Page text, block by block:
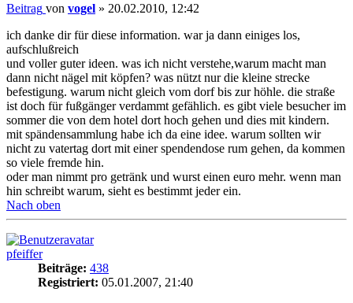
Beitrag von vogel » 20.02.2010, 12:42
ich danke dir für diese information. war ja dann einiges los,
aufschlußreich
und voller guter ideen. was ich nicht verstehe,warum macht man
dann nicht nägel mit köpfen? was nützt nur die kleine strecke
befestigung. warum nicht gleich vom dorf bis zur höhle. die straße
ist doch für fußgänger verdammt gefählich. es gibt viele besucher im
sommer die von dem hotel dort hoch gehen und dies mit kindern.
mit spändensammlung habe ich da eine idee. warum sollten wir
nicht zu vatertag dort mit einer spendendose rum gehen, da kommen
so viele fremde hin.
oder man nimmt pro getränk und wurst einen euro mehr. wenn man
hin schreibt warum, sieht es bestimmt jeder ein.
Nach oben
pfeiffer
Beiträge: 438
Registriert: 05.01.2007, 21:40